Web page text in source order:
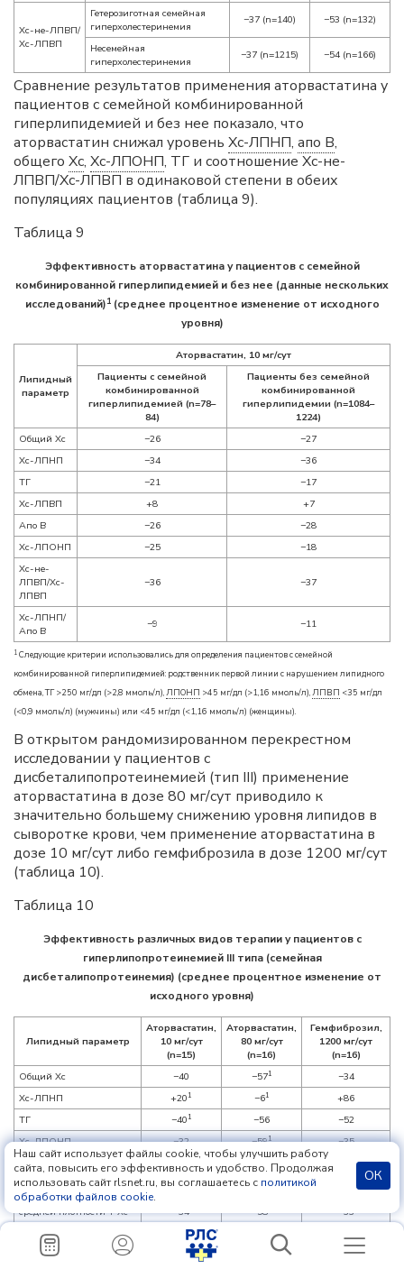
Хс-не-ЛПВП/
Хс-ЛПВП
Гетерозиготная семейная
гиперхолестеринемия
−37 (n=140) −53 (n=132)
Несемейная
гиперхолестеринемия
−37 (n=1215) −54 (n=166)
Сравнение результатов применения аторвастатина у
пациентов с семейной комбинированной
гиперлипидемией и без нее показало, что
аторвастатин снижал уровень Хс-ЛПНП, апо B,
общего Хс, Хс-ЛПОНП, ТГ и соотношение Хс-не-
ЛПВП/Хс-ЛПВП в одинаковой степени в обеих
популяциях пациентов (таблица 9).
Таблица 9
Эффективность аторвастатина у пациентов с семейной
комбинированной гиперлипидемией и без нее (данные нескольких
исследований)1(среднее процентное изменение от исходного
уровня)
Липидный
параметр
Аторвастатин, 10 мг/сут
Пациенты с семейной
комбинированной
гиперлипидемией (n=78–
84)
Пациенты без семейной
комбинированной
гиперлипидемии (n=1084–
1224)
Общий Хс
−26
−27
Хс-ЛПНП
−34
−36
ТГ
−21
−17
Хс-ЛПВП
+8
+7
Апо В
−26
−28
Хс-ЛПОНП
−25
−18
Хс-не-
ЛПВП/Хс-
ЛПВП
−36 −37
Хс-ЛПНП/
Апо В
−9 −11
1 Следующие критерии использовались для определения пациентов с семейной
комбинированной гиперлипидемией: родственник первой линии с нарушением липидного
обмена, ТГ >250 мг/дл (>2,8 ммоль/л),ЛПОНП >45 мг/дл (>1,16 ммоль/л),ЛПВП <35 мг/дл
(<0,9 ммоль/л) (мужчины) или <45 мг/дл (<1,16 ммоль/л) (женщины).
В открытом рандомизированном перекрестном
исследовании у пациентов с
дисбеталипопротеинемией (тип III) применение
аторвастатина в дозе 80 мг/сут приводило к
значительно большему снижению уровня липидов в
сыворотке крови, чем применение аторвастатина в
дозе 10 мг/сут либо гемфиброзила в дозе 1200 мг/сут
(таблица 10).
Таблица 10
Эффективность различных видов терапии у пациентов с
гиперлипопротеинемией III типа (семейная
дисбеталипопротеинемия) (среднее процентное изменение от
исходного уровня)
Липидный параметр
Аторвастатин,
10 мг/сут
(n=15)
Аторвастатин,
80 мг/сут
(n=16)
Гемфиброзил,
1200 мг/сут
(n=16)
Общий Хс
−40 −571
−34
Хс-ЛПНП
+201 −61
+86
ТГ
−401 −56
−52
Хс-ЛПОНП
−32 −591
−35
Хс липопротеинов
средней плотности
−281 −50 1
Хс липопротеинов
средней плотности + Хс-
ЛПОНП
−34 −58 −33
Хс-ЛПВП +3
+11
Наш сайт использует файлы cookie, чтобы улучшить работу
сайта, повысить его эффективность и удобство. Продолжая
использовать сайт rlsnet.ru, вы соглашаетесь с политикой
обработки файлов cookie.
ОК